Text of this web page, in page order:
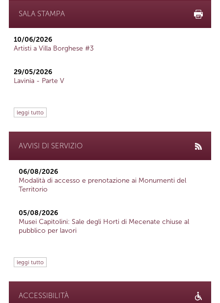
SALA STAMPA
10/06/2026
Artisti a Villa Borghese #3
29/05/2026
Lavinia - Parte V
leggi tutto
AVVISI DI SERVIZIO
06/08/2026
Modalità di accesso e prenotazione ai Monumenti del
Territorio
05/08/2026
Musei Capitolini: Sale degli Horti di Mecenate chiuse al
pubblico per lavori
leggi tutto
ACCESSIBILITÀ